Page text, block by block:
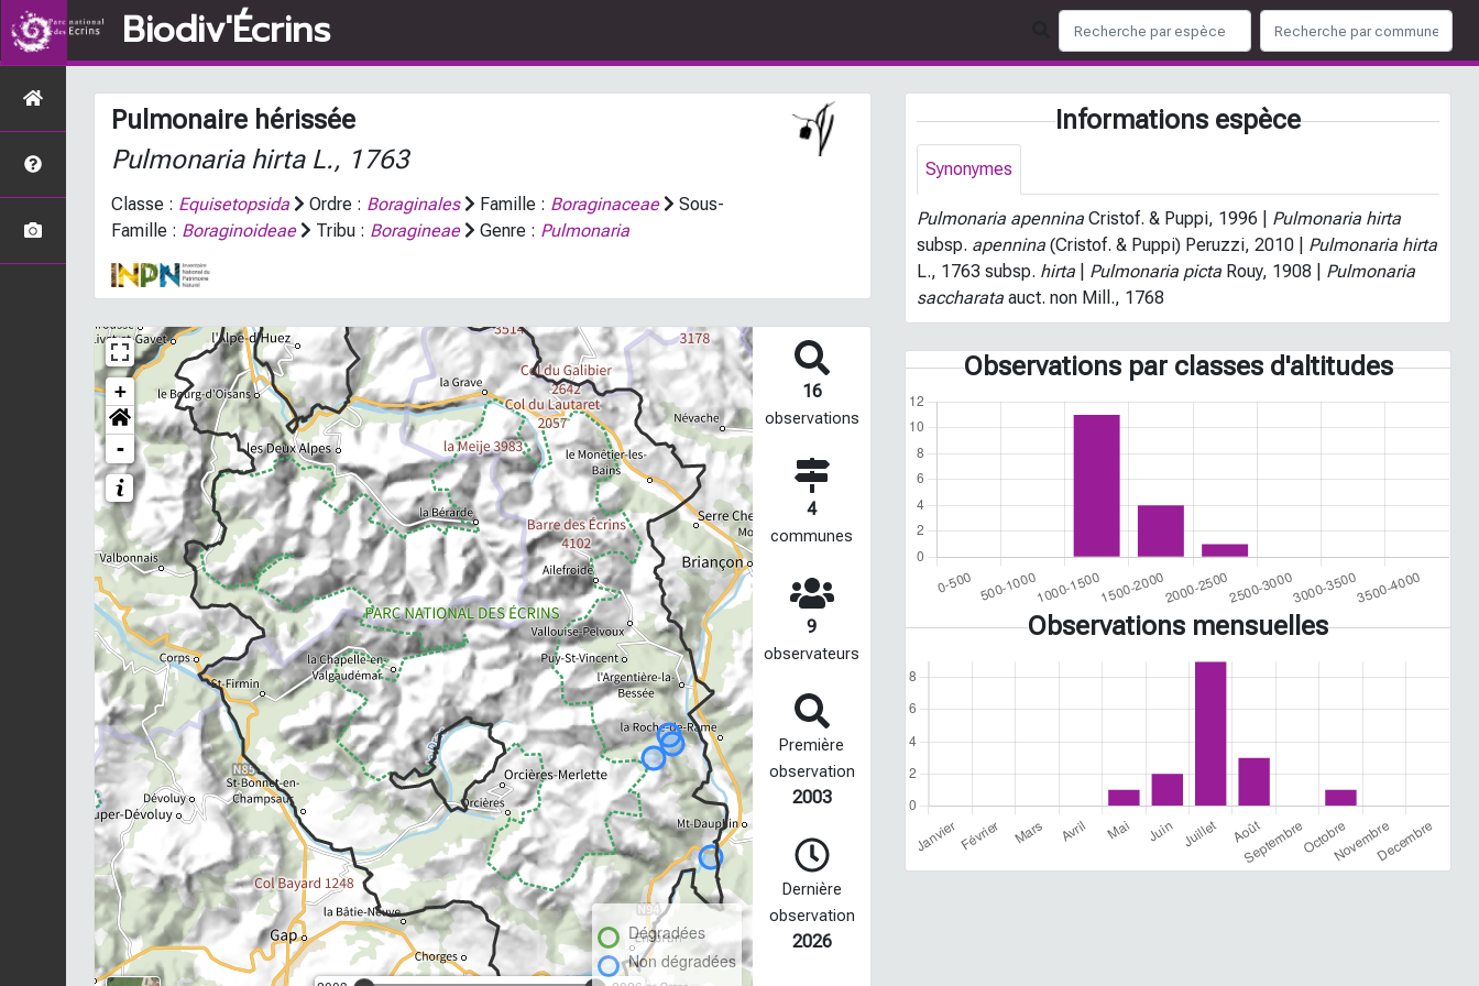
Biodiv'Écrins
Pulmonaire hérissée
Pulmonaria hirtaL., 1763
Classe : Equisetopsida Ordre : Boraginales Famille : Boraginaceae
Sous-
Famille : Boraginoideae Tribu : Boragineae Genre : Pulmonaria
+
-
Dégradées
Non dégradées
16
observations
4
communes
9
observateurs
Première
observation
2003
Dernière
observation
2026
Informations espèce
Synonymes
Pulmonaria apennina Cristof. & Puppi, 1996 | Pulmonaria hirta
subsp. apennina (Cristof. & Puppi) Peruzzi, 2010 | Pulmonaria hirta
L., 1763 subsp. hirta Pulmonaria picta Rouy, 1908 | Pulmonaria
saccharata auct. non Mill., 1768
Observations par classes d'altitudes
Observations mensuelles